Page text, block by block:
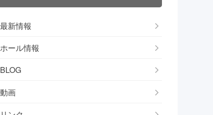
最新情報
ホール情報
BLOG
動画